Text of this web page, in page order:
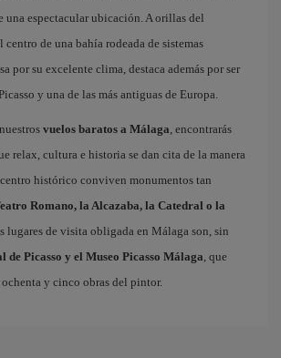
una espectacular ubicación. A orillas del
de una bahía rodeada de sistemas
por su excelente clima, destaca además por ser
y una de las más antiguas de Europa.
vuelos baratos a Málaga, encontrarás
relax, cultura e historia se dan cita de la manera
histórico conviven monumentos tan
Romano, la Alcazaba, la Catedral o la
lugares de visita obligada en Málaga son, sin
de Picasso y el Museo Picasso Málaga, que
y cinco obras del pintor.